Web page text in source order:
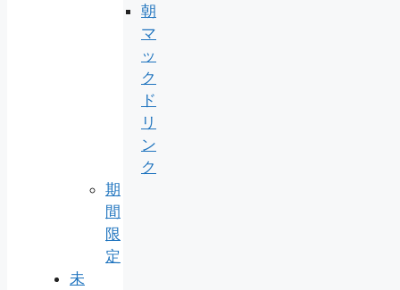
朝
マ
ッ
ク
ド
リ
ン
ク
期
間
限
定
未